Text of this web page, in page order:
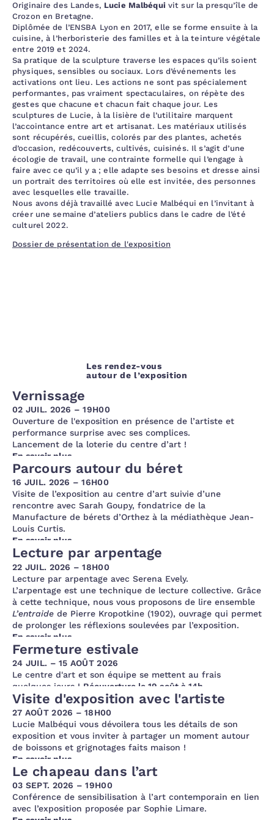
Originaire des Landes, Lucie Malbéquivit sur la presqu’île de
Crozon en Bretagne.
Diplômée de l’ENSBA Lyon en 2017, elle se forme ensuite à la
cuisine, à l’herboristerie des familles et à la teinture végétale
entre 2019 et 2024.
Sa pratique de la sculpture traverse les espaces qu’ils soient
physiques, sensibles ou sociaux. Lors d’événements les
activations ont lieu. Les actions ne sont pas spécialement
performantes, pas vraiment spectaculaires, on répète des
gestes que chacune et chacun fait chaque jour. Les
sculptures de Lucie, à la lisière de l’utilitaire marquent
l’accointance entre art et artisanat. Les matériaux utilisés
sont récupérés, cueillis, colorés par des plantes, achetés
d’occasion, redécouverts, cultivés, cuisinés. Il s’agit d’une
écologie de travail, une contrainte formelle qui l’engage à
faire avec ce qu’il y a ; elle adapte ses besoins et dresse ainsi
un portrait des territoires où elle est invitée, des personnes
avec lesquelles elle travaille.
Nous avons déjà travaillé avec Lucie Malbéqui en l’invitant à
créer une semaine d’ateliers publics dans le cadre de l’été
culturel 2022.
Dossier de présentation de l'exposition
Les rendez-vous
autour de l’exposition
Vernissage
02 JUIL. 2026 – 19H00
Ouverture de l'exposition en présence de l’artiste et
performance surprise avec ses complices.
Lancement de la loterie du centre d’art !
En savoir plus
Parcours autour du béret
16 JUIL. 2026 – 16H00
Visite de l’exposition au centre d’art suivie d’une
rencontre avec Sarah Goupy, fondatrice de la
Manufacture de bérets d’Orthez à la médiathèque Jean-
Louis Curtis.
En savoir plus
Lecture par arpentage
22 JUIL. 2026 – 18H00
Lecture par arpentage avec Serena Evely.
L’arpentage est une technique de lecture collective. Grâce
à cette technique, nous vous proposons de lire ensemble
L’entraide de Pierre Kropotkine (1902), ouvrage qui permet
de prolonger les réflexions soulevées par l’exposition.
En savoir plus
Fermeture estivale
24 JUIL. – 15 AOÛT 2026
Le centre d'art et son équipe se mettent au frais
quelques jours ! Réouverture le 19 août à 14h.
Visite d'exposition avec l'artiste
27 AOÛT 2026 – 18H00
Lucie Malbéqui vous dévoilera tous les détails de son
exposition et vous inviter à partager un moment autour
de boissons et grignotages faits maison !
En savoir plus
Le chapeau dans l’art
03 SEPT. 2026 – 19H00
Conférence de sensibilisation à l’art contemporain en lien
avec l’exposition proposée par Sophie Limare.